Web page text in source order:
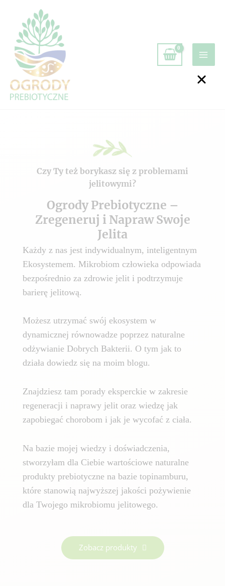
Czy Ty też borykasz się z problemami
jelitowymi?
Ogrody Prebiotyczne –
Zregeneruj i Napraw Swoje
Jelita
Każdy z nas jest indywidualnym, inteligentnym
Ekosystemem. Mikrobiom człowieka odpowiada
bezpośrednio za zdrowie jelit i podtrzymuje
barierę jelitową.
Możesz utrzymać swój ekosystem w
dynamicznej równowadze poprzez naturalne
odżywianie Dobrych Bakterii. O tym jak to
działa dowiedz się na moim blogu.
Znajdziesz tam porady eksperckie w zakresie
regeneracji i naprawy jelit oraz wiedzę jak
zapobiegać chorobom i jak je wycofać z ciała.
Na bazie mojej wiedzy i doświadczenia,
stworzyłam dla Ciebie wartościowe naturalne
produkty prebiotyczne na bazie topinamburu,
które stanowią najwyższej jakości pożywienie
dla Twojego mikrobiomu jelitowego.
Zobacz produkty